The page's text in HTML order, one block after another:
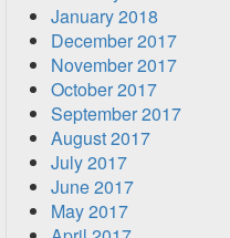
January 2018
December 2017
November 2017
October 2017
September 2017
August 2017
July 2017
June 2017
May 2017